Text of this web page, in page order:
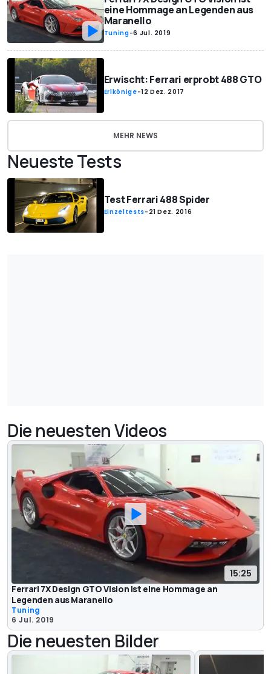
eine Hommage an Legenden aus
Maranello
Tuning-6 Jul. 2019
Erwischt: Ferrari erprobt 488 GTO
Erlkönige-12 Dez. 2017
MEHR NEWS
Neueste Tests
Test Ferrari 488 Spider
Einzeltests- 21 Dez. 2016
Die neuesten Videos
15:25
Ferrari 7X Design GTO Vision ist eine Hommage an
Legenden aus Maranello
Tuning
6 Jul. 2019
Die neuesten Bilder